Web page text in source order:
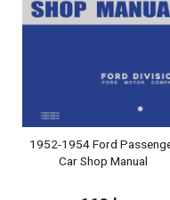
1952-1954 Ford
Car Shop Manual